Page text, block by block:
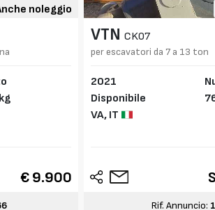
noleggio
€ 9.900
VTN CK07
per escavatori da 7 a 13 ton
2021
Disponibile
VA, IT
Rif. Annuncio: